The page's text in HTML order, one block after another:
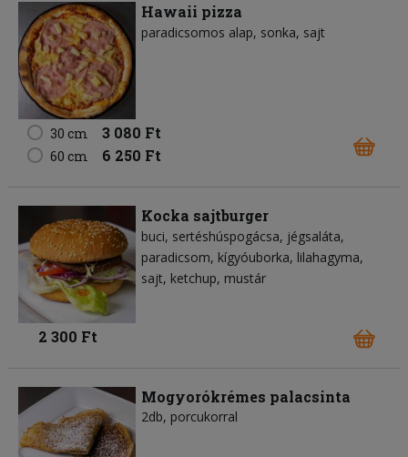
Hawaii pizza
paradicsomos alap sonka sajt
30 cm 3 080 Ft
60 cm 6 250 Ft
Kocka sajtburger
buci sertéshúspogácsa jégsaláta
paradicsom kígyóuborka lilahagyma
sajt ketchup mustár
2 300 Ft
Mogyorókrémes palacsinta
2db, porcukorral